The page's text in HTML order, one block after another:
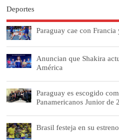
Deportes
Paraguay cae con
Anuncian que Shakira
América
Paraguay es escogido
Panamericanos Junior de
Brasil festeja en su